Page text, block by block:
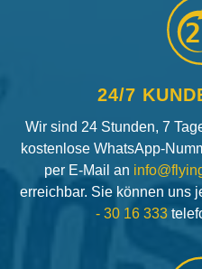
24/7
Wir sind 24 Stunden, 7
kostenlose WhatsApp-
per E-Mail an
erreichbar. Sie können uns
- 30 16 333